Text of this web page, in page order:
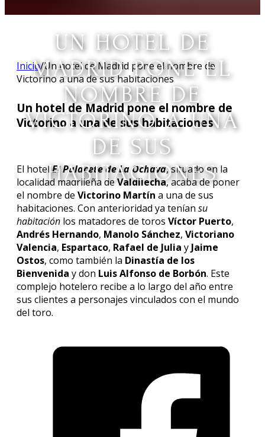
UN HOTEL DE
MADRID PONE EL
NOMBRE DE
VICTORINO A UNA
DE SUS
HABITACIONES
Inicio/Un hotel de Madrid pone el nombre de
Victorino a una de sus habitaciones
Un hotel de Madrid pone el nombre de
Victorino a una de sus habitaciones
El hotelEl Palacete de La Ochava, situado en la
localidad madrileña deValdilecha, acaba de poner
el nombre de Victorino Martín a una de sus
habitaciones. Con anterioridad ya tenían su
habitación los matadores de toros Víctor Puerto,
Andrés Hernando, Manolo Sánchez, Victoriano
Valencia, Espartaco, Rafael de Julia y Jaime
Ostos, como también la Dinastía de los
Bienvenida y don Luis Alfonso de Borbón. Este
complejo hotelero recibe a lo largo del año entre
sus clientes a personajes vinculados con el mundo
del toro.